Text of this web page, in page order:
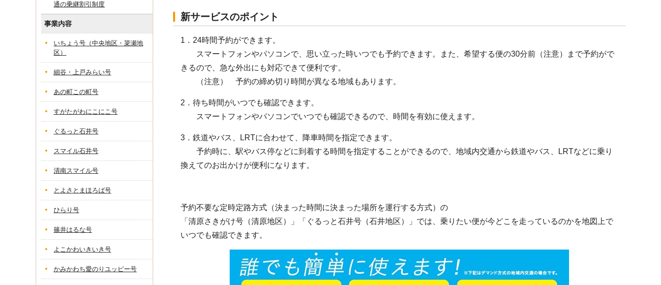
新サービスのポイント
1．24時間予約ができます。
スマートフォンやパソコンで、思い立った時いつでも予約できます。また、希望する便の30分前（注意）まで予約がで
きるので、急な外出にも対応できて便利です。
（注意） 予約の締め切り時間が異なる地域もあります。
2．待ち時間がいつでも確認できます。
スマートフォンやパソコンでいつでも確認できるので、時間を有効に使えます。
3．鉄道やバス、LRTに合わせて、降車時間を指定できます。
予約時に、駅やバス停などに到着する時間を指定することができるので、地域内交通から鉄道やバス、LRTなどに乗り
換えてのお出かけが便利になります。
予約不要な定時定路方式（決まった時間に決まった場所を運行する方式）の
「清原さきがけ号（清原地区）」「ぐるっと石井号（石井地区）」では、乗りたい便が今どこを走っているのかを地図上で
いつでも確認できます。
通の乗継割引制度
事業内容
いちょう号（中央地区・簗瀬地
区）
細谷・上戸みらい号
あの町この町号
すがたがわにこにこ号
ぐるっと石井号
スマイル石井号
清南スマイル号
とよさとまほろば号
ひらり号
篠井はるな号
よこかわいきいき号
かみかわち愛のりユッピー号